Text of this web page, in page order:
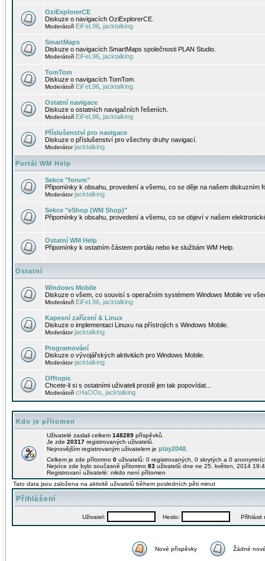
OziExplorerCE
Diskuze o navigacích OziExplorerCE.
Moderátoři EiFeL96 jacktalking
SmartMaps
Diskuze o navigacích SmartMaps společnosti PLAN Studio.
Moderátoři EiFeL96 jacktalking
TomTom
Diskuze o navigacích TomTom.
Moderátoři EiFeL96 jacktalking
Ostatní navigace
Diskuze o ostatních navigačních řešeních.
Moderátoři EiFeL96 jacktalking
Příslušenství pro navigace
Diskuze o příslušenství pro všechny druhy navigací.
Moderátorjacktalking
Portál WM Help
Sekce "forum"
Připomínky k obsahu, provedení a všemu, co se děje na našem diskuzním
Moderátorjacktalking
Sekce "eShop (WM Shop)"
Připomínky k obsahu, provedení a všemu, co se objeví v našem
Ostatní WM Help
Připomínky k ostatním částem portálu nebo ke službám WM Help.
Ostatní
Windows Mobile
Diskuze o všem, co souvisí s operačním systémem Windows Mobile ve
Moderátoři EiFeL96 jacktalking
Kapesní zařízení & Linux
Diskuze o implementaci Linuxu na přístrojích s Windows Mobile.
Moderátorjacktalking
Programování
Diskuze o vývojářských aktivitách pro Windows Mobile.
Moderátorjacktalking
Offtopic
Chcete-li si s ostatními uživateli prostě jen tak popovídat...
Moderátoři cHaOOs jacktalking
Kdo je přítomen
Uživatelé zaslali celkem 148289 příspěvků.
Je zde 20317 registrovaných uživatelů.
Nejnovějším registrovaným uživatelem je play2048
Celkem je zde přítomno 0 uživatelů: 0 registrovaných, 0 skrytých a 0
Nejvíce zde bylo současně přítomno 83 uživatelů dne ne 25. květen, 2014
Registrovaní uživatelé: nikdo není přítomen
Tato data jsou založena na aktivitě uživatelů během posledních pěti minut
Přihlášení
Uživatel: Heslo: Přihlásit
Nové příspěvky Žádné